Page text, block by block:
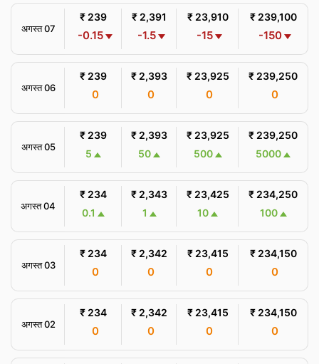
अगस्त 07
₹ 239
-0.15
₹ 2,391
-1.5
₹ 23,910
-15
₹ 239,100
-150
अगस्त 06
₹ 239
0
₹ 2,393
0
₹ 23,925
0
₹ 239,250
0
अगस्त 05
₹ 239
5
₹ 2,393
50
₹ 23,925
500
₹ 239,250
5000
अगस्त 04
₹ 234
0.1
₹ 2,343
1
₹ 23,425
10
₹ 234,250
100
अगस्त 03
₹ 234
0
₹ 2,342
0
₹ 23,415
0
₹ 234,150
0
अगस्त 02
₹ 234
0
₹ 2,342
0
₹ 23,415
0
₹ 234,150
0